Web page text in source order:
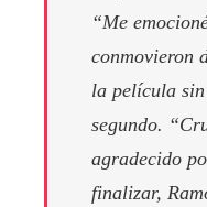
“Me
conmovieron
la película
segundo.
agradecido
finalizar,